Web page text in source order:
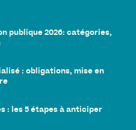
publique 2026: catégories,
: obligations, mise en
: les 5 étapes à anticiper